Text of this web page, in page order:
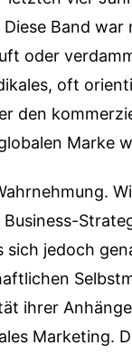
Band
oder
oft
den
Marke
sich jedoch
ihrer
Marketing.